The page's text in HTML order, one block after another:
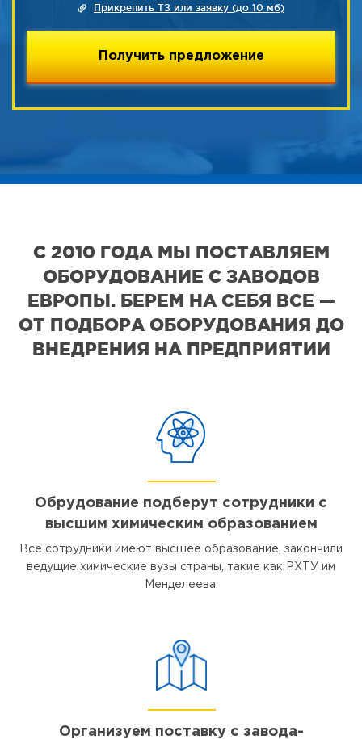
Прикрепить ТЗ или заявку (до 10 мб)
С 2010 ГОДА МЫ ПОСТАВЛЯЕМ
ОБОРУДОВАНИЕ С ЗАВОДОВ
ЕВРОПЫ. БЕРЕМ НА СЕБЯ ВСЕ —
ОТ ПОДБОРА ОБОРУДОВАНИЯ ДО
ВНЕДРЕНИЯ НА ПРЕДПРИЯТИИ
Обрудование подберут сотрудники с
высшим химическим образованием
Все сотрудники имеют высшее образование, закончили
ведущие химические вузы страны, такие как РХТУ им
Менделеева.
Организуем поставку с завода-